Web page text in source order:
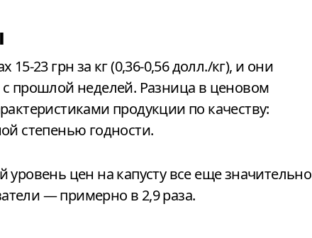
23 грн за кг (0,36-0,56 долл./кг), и они
прошлой неделей. Разница в ценовом
продукции по качеству:
степенью годности.
цен на капусту все еще значительно
— примерно в 2,9 раза.